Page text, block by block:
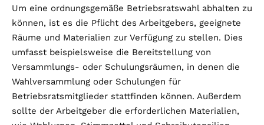
Um eine ordnungsgemäße Betriebsratswahl abhalten zu
können, ist es die Pflicht des Arbeitgebers, geeignete
Räume und Materialien zur Verfügung zu stellen. Dies
umfasst beispielsweise die Bereitstellung von
Versammlungs- oder Schulungsräumen, in denen die
Wahlversammlung oder Schulungen für
Betriebsratsmitglieder stattfinden können. Außerdem
sollte der Arbeitgeber die erforderlichen Materialien,